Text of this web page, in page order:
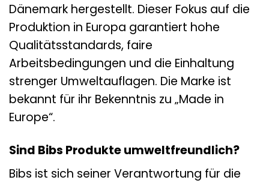
Dänemark hergestellt. Dieser Fokus auf die
Produktion in Europa garantiert hohe
Qualitätsstandards, faire
Arbeitsbedingungen und die Einhaltung
strenger Umweltauflagen. Die Marke ist
bekannt für ihr Bekenntnis zu „Made in
Europe“.
Sind Bibs Produkte umweltfreundlich?
Bibs ist sich seiner Verantwortung für die